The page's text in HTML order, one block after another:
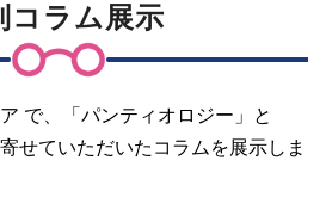
コラム展示
で、「パンティオロジー」と
せていただいたコラムを展示しま